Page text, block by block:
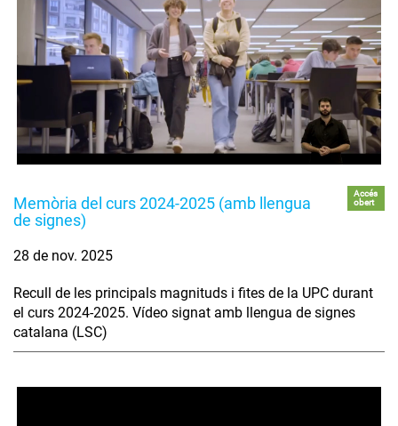
Memòria del curs 2024-2025 (amb llengua
de signes)
Accés
obert
28 de nov. 2025
Recull de les principals magnituds i fites de la UPC durant
el curs 2024-2025. Vídeo signat amb llengua de signes
catalana (LSC)